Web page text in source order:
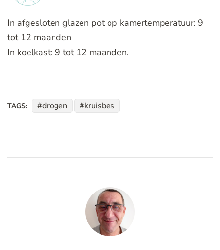
In afgesloten glazen pot op kamertemperatuur: 9
tot 12 maanden
In koelkast: 9 tot 12 maanden.
TAGS: drogen kruisbes